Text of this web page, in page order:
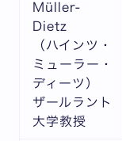
Müller-
Dietz
（ハインツ・
ミューラー・
ディーツ）
ザールラント
大学教授